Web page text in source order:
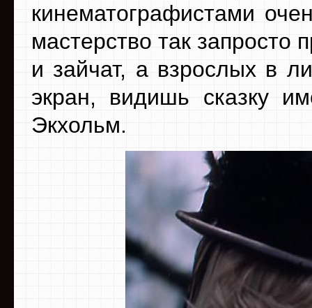
кинематографистами
мастерство так запросто
и зайчат, а взрослых в
экран, видишь сказку
Экхольм.